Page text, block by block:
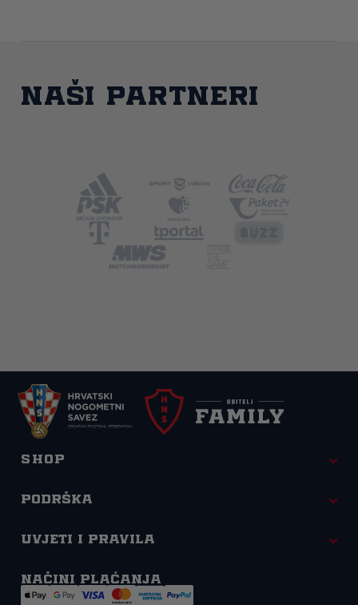
Naši partneri
Shop
Podrška
Uvjeti i pravila
Načini plaćanja